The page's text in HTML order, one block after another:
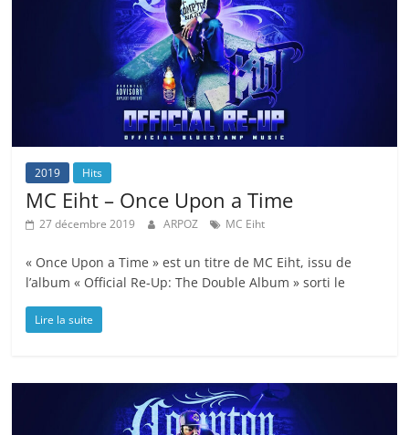
2019 Hits
MC Eiht – Once Upon a Time
27 décembre 2019 ARPOZ MC Eiht
« Once Upon a Time » est un titre de MC Eiht, issu de
l’album « Official Re-Up: The Double Album » sorti le
Lire la suite